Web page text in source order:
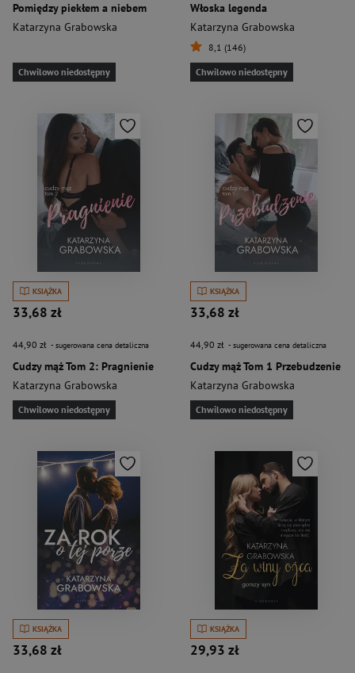
Pomiędzy piekłem a niebem
Katarzyna Grabowska
Chwilowo niedostępny
Włoska legenda
Katarzyna Grabowska
8,1 (146)
Chwilowo niedostępny
KSIĄŻKA
33,68 zł
44,90 zł - sugerowana cena detaliczna
Cudzy mąż Tom 2: Pragnienie
Katarzyna Grabowska
Chwilowo niedostępny
KSIĄŻKA
33,68 zł
44,90 zł - sugerowana cena detaliczna
Cudzy mąż Tom 1 Przebudzenie
Katarzyna Grabowska
Chwilowo niedostępny
KSIĄŻKA
33,68 zł
KSIĄŻKA
29,93 zł